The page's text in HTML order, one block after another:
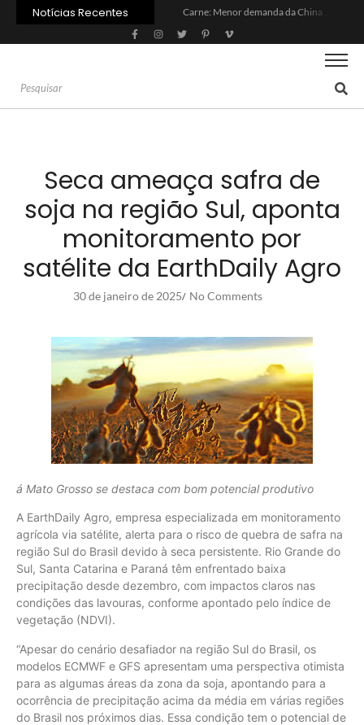
Notícias Recentes
Inadimplência no crédito rural deve seguir elevada até 2027
Lula sanciona MP do Frete e agro teme alta dos custos logísticos
Brasil tem 2º maior juro real do mundo
Seca ameaça safra de
soja na região Sul, aponta
monitoramento por
satélite da EarthDaily Agro
30 de janeiro de 2025/ No Comments
á Mato Grosso se destaca com bom potencial produtivo
A EarthDaily Agro, empresa especializada em monitoramento
agrícola via satélite, alerta para o risco de quebra de safra na
região Sul do Brasil devido à seca persistente. Rio Grande do
Sul, Santa Catarina e Paraná têm enfrentado baixa
precipitação desde dezembro, com impactos claros nas
condições das lavouras, conforme apontado pelo índice de
vegetação (NDVI).
“Apesar do cenário desafiador na região Sul do Brasil, os
modelos ECMWF e GFS apresentam uma perspectiva otimista
para as algumas áreas da zona da soja, apontando para a
ocorrência de precipitação acima da média em várias regiões
do Brasil nos próximos dias. Essa condição tem o potencial de